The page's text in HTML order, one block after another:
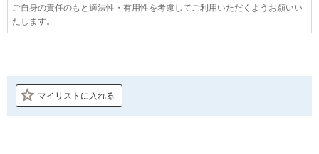
ご自身の責任のもと適法性・有用性を考慮してご利用いただくようお願いい
たします。
マイリストに入れる